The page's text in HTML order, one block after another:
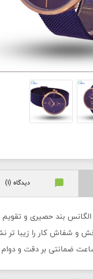
دیدگاه (1)
بند حصیری و تقویم
شفاش کار را زیبا تر
ضمانتی بر دقت و